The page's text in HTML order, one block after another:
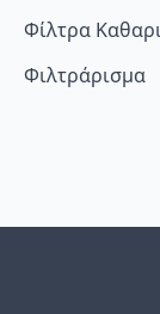
Φίλτρα
Φιλτράρισμα